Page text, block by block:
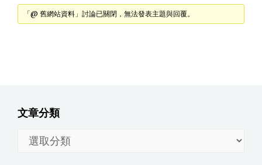
「@ 舊網站資料」討論已關閉，無法發表主題與回覆。
文章分類